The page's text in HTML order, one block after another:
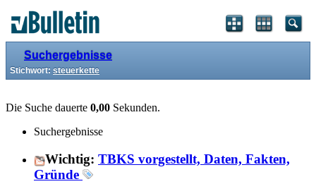
Suchergebnisse
Stichwort: steuerkette
Die Suche dauerte 0,00 Sekunden.
Suchergebnisse
Wichtig: TBKS vorgestellt, Daten, Fakten,
Gründe